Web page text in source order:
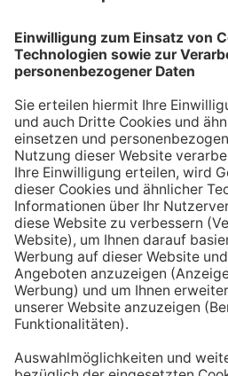
etwas Wasser dabei zu haben.
hinnehmen.
Tipp #2: Trinke direkt
Über Nacht verliert dein Körper
den Tag zu starten, solltest du
Aufstehen ein großes Glas
zum Beispiel eine Flasche
Bett, damit du dieses kleine
durchführen kannst.
Tipp #3: Vor und
ein Glas Wasser trinken
Dadurch verknüpfst du das
einer Mahlzeit trinken,